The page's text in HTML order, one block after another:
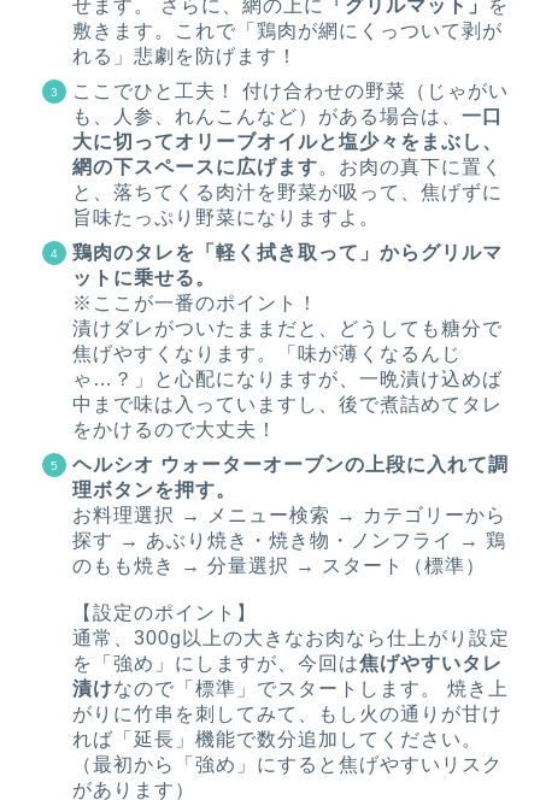
せます。 さらに、網の上に 「グリルマット」
を
敷きます。これで「鶏肉が網にくっついて剥が
れる」悲劇を防げます！
ここでひと工夫！ 付け合わせの野菜（じゃがい
も、人参、れんこんなど）がある場合は、 一口
大に切ってオリーブオイルと塩少々をまぶし、
網の下スペースに広げます。お肉の真下に置く
と、落ちてくる肉汁を野菜が吸って、焦げずに
旨味たっぷり野菜になりますよ。
鶏肉のタレを「軽く拭き取って」からグリルマ
ットに乗せる。
※ここが一番のポイント！
漬けダレがついたままだと、どうしても糖分で
焦げやすくなります。「味が薄くなるんじ
ゃ…？」と心配になりますが、一晩漬け込めば
中まで味は入っていますし、後で煮詰めてタレ
をかけるので大丈夫！
ヘルシオ ウォーターオーブンの上段に入れて調
理ボタンを押す。
お料理選択 → メニュー検索 → カテゴリーから
探す → あぶり焼き・焼き物・ノンフライ → 鶏
のもも焼き → 分量選択 → スタート（標準）
【設定のポイント】
通常、300g以上の大きなお肉なら仕上がり設定
を「強め」にしますが、今回は焦げやすいタレ
漬けなので「標準」でスタートします。 焼き上
がりに竹串を刺してみて、もし火の通りが甘け
れば「延長」機能で数分追加してください。
（最初から「強め」にすると焦げやすいリスク
があります）